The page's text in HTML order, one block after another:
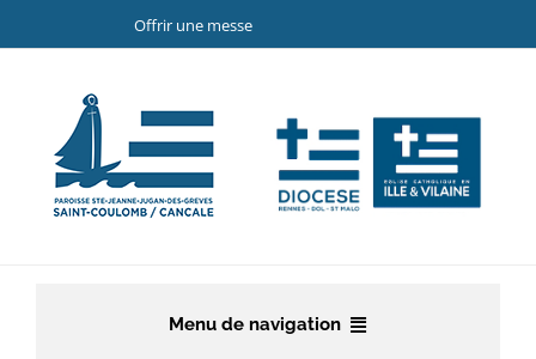
au
Offrir une messe
Menu de navigation